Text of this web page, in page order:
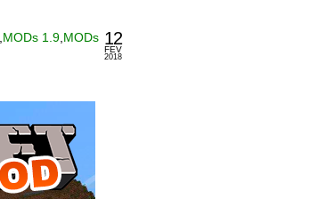
MODs 1.9 MODs 12
FEV
2018